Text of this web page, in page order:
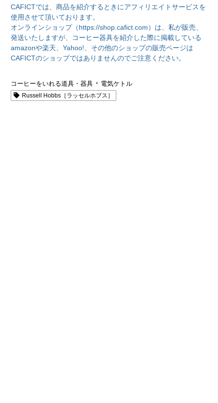
CAFICTでは、商品を紹介するときにアフィリエイトサービスを
使用させて頂いております。
オンラインショップ（https://shop.cafict.com）は、私が販売、
発送いたしますが、コーヒー器具を紹介した際に掲載している
amazonや楽天、Yahoo!、その他のショップの販売ページは
CAFICTのショップではありませんのでご注意ください。
コーヒーをいれる道具・器具 ・ 電気ケトル
Russell Hobbs［ラッセルホブス］